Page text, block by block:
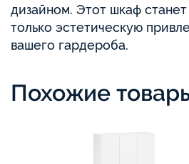
дизайном. Этот шкаф
только эстетическую
вашего гардероба.
Похожие